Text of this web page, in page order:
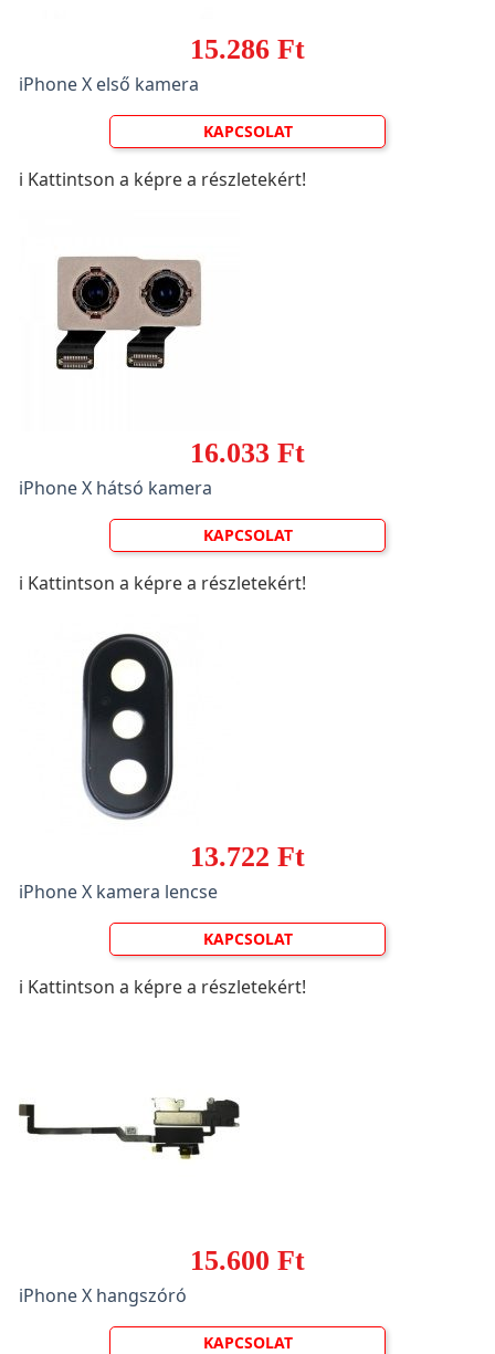
15.286 Ft
iPhone X első kamera
KAPCSOLAT
ℹ️ Kattintson a képre a részletekért!
16.033 Ft
iPhone X hátsó kamera
KAPCSOLAT
ℹ️ Kattintson a képre a részletekért!
13.722 Ft
iPhone X kamera lencse
KAPCSOLAT
ℹ️ Kattintson a képre a részletekért!
15.600 Ft
iPhone X hangszóró
KAPCSOLAT